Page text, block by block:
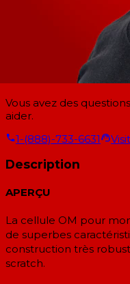
Vous avez des
aider.
1-(888)-733-6631
Description
APERÇU
La cellule OM pour
de superbes
construction très
scratch.